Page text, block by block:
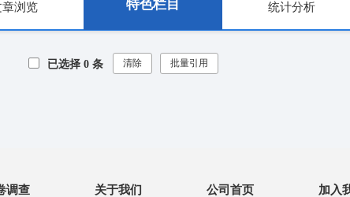
章浏览 特色栏目 统计分析
已选择 0 条 清除 批量引用
调查 关于我们 公司首页 加入